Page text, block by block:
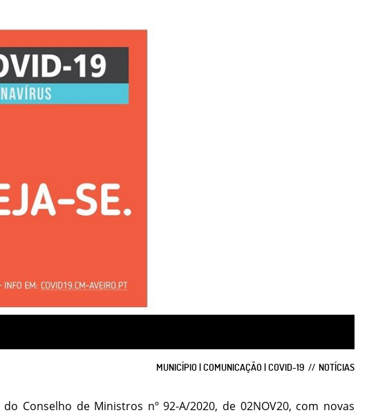
MUNICÍPIO | COMUNICAÇÃO | COVID-19 NOTÍCIAS
Conselho de Ministros nº 92-A/2020, de 02NOV20, com novas